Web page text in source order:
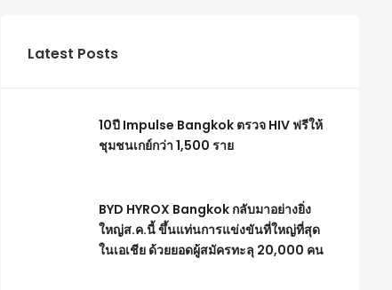
Latest Posts
10ปี Impulse Bangkok ตรวจ HIV ฟรีให้
ชุมชนเกย์กว่า 1,500 ราย
BYD HYROX Bangkok กลับมาอย่างยิ่ง
ใหญ่ส.ค.นี้ ขึ้นแท่นการแข่งขันที่ใหญ่ที่สุด
ในเอเชีย ด้วยยอดผู้สมัครทะลุ 20,000 คน